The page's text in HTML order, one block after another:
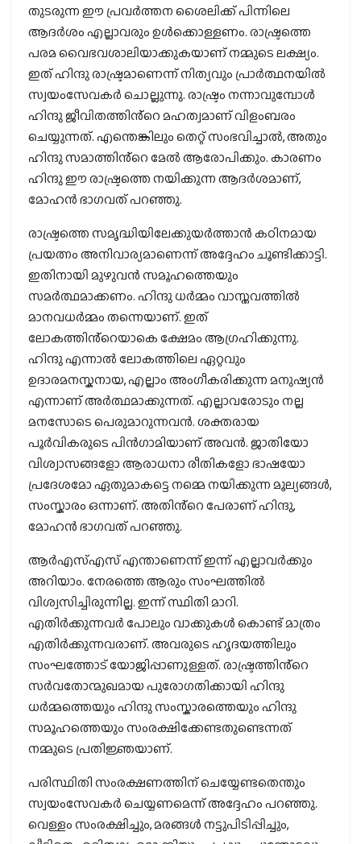
തുടരുന്ന ഈ പ്രവർത്തന ശൈലിക്ക് പിന്നിലെ
ആദർശം എല്ലാവരും ഉൾക്കൊള്ളണം. രാഷ്ട്രത്തെ
പരമ വൈഭവശാലിയാക്കുകയാണ് നമ്മുടെ ലക്ഷ്യം.
ഇത് ഹിന്ദു രാഷ്ട്രമാണെന്ന് നിത്യവും പ്രാർത്ഥനയിൽ
സ്വയംസേവകർ ചൊല്ലുന്നു. രാഷ്ട്രം നന്നാവുമ്പോൾ
ഹിന്ദു ജീവിതത്തിൻ്റെ മഹത്വമാണ് വിളംബരം
ചെയ്യുന്നത്. എന്തെങ്കിലും തെറ്റ് സംഭവിച്ചാൽ, അതും
ഹിന്ദു സമാത്തിൻ്റെ മേൽ ആരോപിക്കും. കാരണം
ഹിന്ദു ഈ രാഷ്ട്രത്തെ നയിക്കുന്ന ആദർശമാണ്,
മോഹൻ ഭാഗവത് പറഞ്ഞു.
രാഷ്ട്രത്തെ സമൃദ്ധിയിലേക്കുയർത്താൻ കഠിനമായ
പ്രയത്നം അനിവാര്യമാണെന്ന് അദ്ദേഹം ചൂണ്ടിക്കാട്ടി.
ഇതിനായി മുഴുവൻ സമൂഹത്തെയും
സമർത്ഥമാക്കണം. ഹിന്ദു ധർമ്മം വാസ്തവത്തിൽ
മാനവധർമ്മം തന്നെയാണ്. ഇത്
ലോകത്തിൻ്റെയാകെ ക്ഷേമം ആഗ്രഹിക്കുന്നു.
ഹിന്ദു എന്നാൽ ലോകത്തിലെ ഏറ്റവും
ഉദാരമനസ്കനായ, എല്ലാം അംഗീകരിക്കുന്ന മനുഷ്യൻ
എന്നാണ് അർത്ഥമാക്കുന്നത്. എല്ലാവരോടും നല്ല
മനസോടെ പെരുമാറുന്നവൻ. ശക്തരായ
പൂർവികരുടെ പിൻഗാമിയാണ് അവൻ. ജാതിയോ
വിശ്വാസങ്ങളോ ആരാധനാ രീതികളോ ഭാഷയോ
പ്രദേശമോ ഏതുമാകട്ടെ നമ്മെ നയിക്കുന്ന മൂല്യങ്ങൾ,
സംസ്കാരം ഒന്നാണ്. അതിൻ്റെ പേരാണ് ഹിന്ദു,
മോഹൻ ഭാഗവത് പറഞ്ഞു.
ആർഎസ്എസ് എന്താണെന്ന് ഇന്ന് എല്ലാവർക്കും
അറിയാം. നേരത്തെ ആരും സംഘത്തിൽ
വിശ്വസിച്ചിരുന്നില്ല. ഇന്ന് സ്ഥിതി മാറി.
എതിർക്കുന്നവർ പോലും വാക്കുകൾ കൊണ്ട് മാത്രം
എതിർക്കുന്നവരാണ്. അവരുടെ ഹൃദയത്തിലും
സംഘത്തോട് യോജിപ്പാണുള്ളത്. രാഷ്ട്രത്തിൻ്റെ
സർവതോന്മുഖമായ പുരോഗതിക്കായി ഹിന്ദു
ധർമ്മത്തെയും ഹിന്ദു സംസ്കാരത്തെയും ഹിന്ദു
സമൂഹത്തെയും സംരക്ഷിക്കേണ്ടതുണ്ടെന്നത്
നമ്മുടെ പ്രതിജ്ഞയാണ്.
പരിസ്ഥിതി സംരക്ഷണത്തിന് ചെയ്യേണ്ടതെന്തും
സ്വയംസേവകർ ചെയ്യണമെന്ന് അദ്ദേഹം പറഞ്ഞു.
വെള്ളം സംരക്ഷിച്ചും, മരങ്ങൾ നട്ടുപിടിപ്പിച്ചും,